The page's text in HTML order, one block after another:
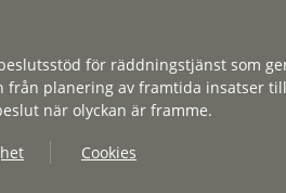
för räddningstjänst som
från planering av framtida insatser
när olyckan är framme.
Cookies